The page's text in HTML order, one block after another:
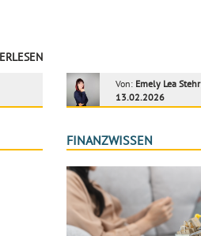
Von: Emely Lea Stehr
13.02.2026
FINANZWISSEN